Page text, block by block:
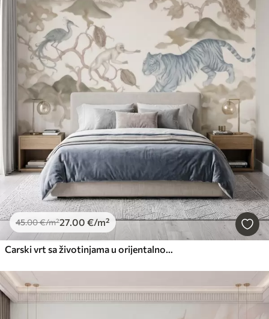
45.00€/m²27.00 €/m²
Carski vrt sa životinjama u orijentalnom stilu - majmunom, leopardom, tigrom, paunom i čapljom